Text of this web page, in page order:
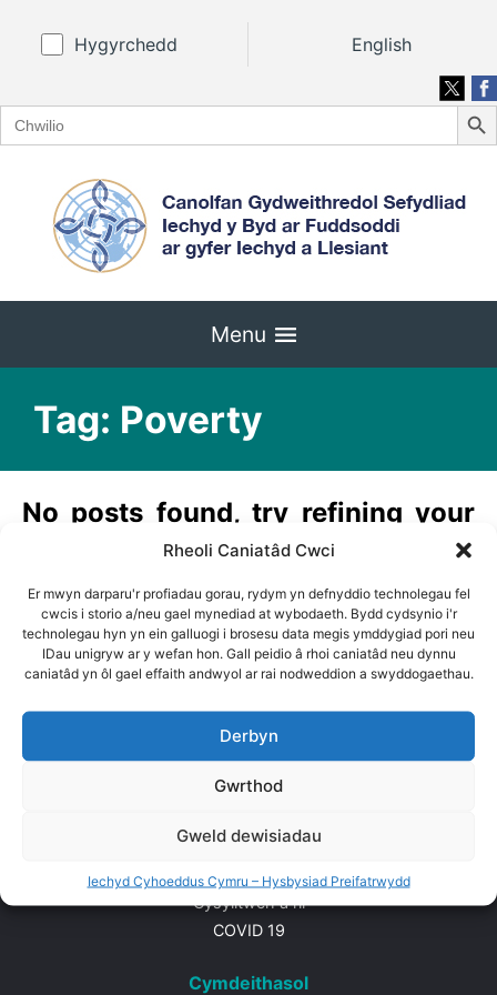
Rheoli Caniatâd Cwci
Er mwyn darparu'r profiadau gorau, rydym yn defnyddio technolegau fel
cwcis i storio a/neu gael mynediad at wybodaeth. Bydd cydsynio i'r
technolegau hyn yn ein galluogi i brosesu data megis ymddygiad pori neu
IDau unigryw ar y wefan hon. Gall peidio â rhoi caniatâd neu dynnu
caniatâd yn ôl gael effaith andwyol ar rai nodweddion a swyddogaethau.
Derbyn
Gwrthod
Gweld dewisiadau
Iechyd Cyhoeddus Cymru – Hysbysiad Preifatrwydd
Hygyrchedd English
Search
for:
Menu
Tag: Poverty
No posts found, try refining your
search keywords
Yn ôl i'r brig
Map safle
Cartref
Adnoddau
Timau
Cysylltwch â ni
COVID 19
Cymdeithasol